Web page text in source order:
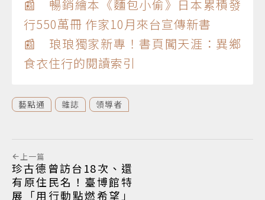
📰 暢銷繪本《麵包小偷》日本累積發
行550萬冊 作家10月來台宣傳新書
📰 琅琅獨家新專！書頁闖天涯：異鄉
食衣住行的閱讀索引
藝點通 雜誌 領導者
上一篇
珍古德曾訪台18次、還
有原住民名！臺博館特
展「用行動點燃希望」